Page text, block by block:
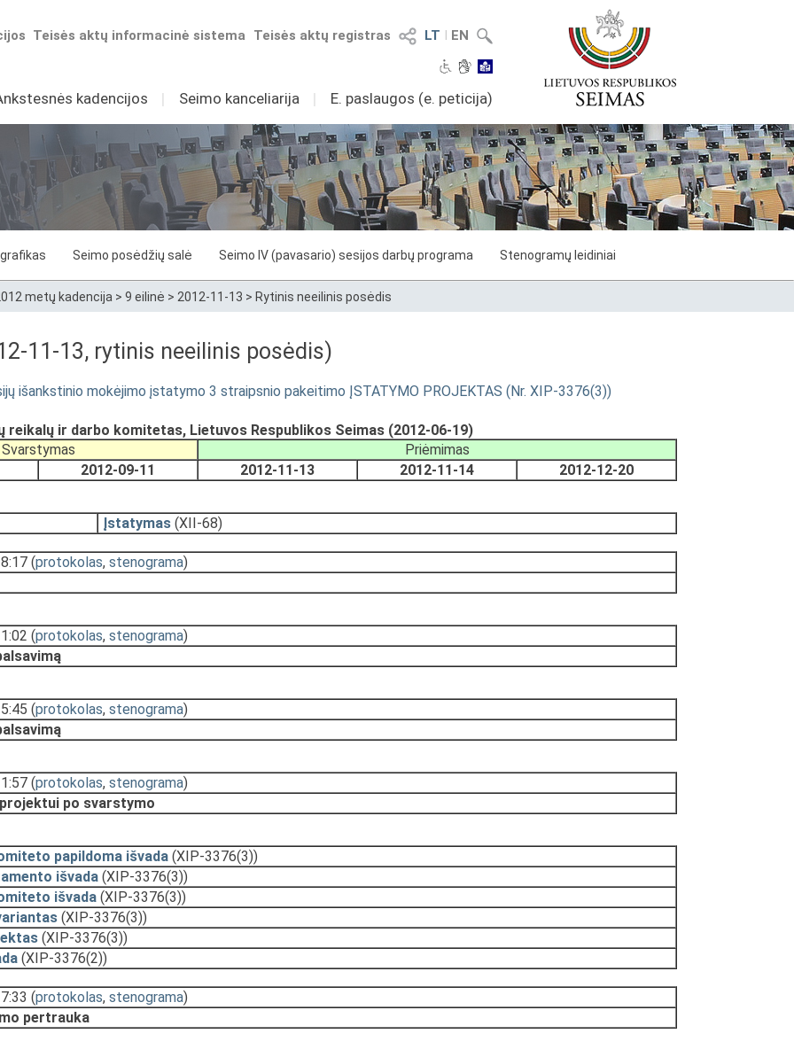
LT I EN
Teisės aktų registras
Teisės aktų informacinė sistema
kadencijos I Seimo kanceliarija I E. paslaugos (e. peticija)
grafikas Seimo posėdžių salė Seimo IV (pavasario) sesijos darbų programa Stenogramų leidiniai
metų kadencija > 9 eilinė > 2012-11-13 > Rytinis neeilinis posėdis
11-13, rytinis neeilinis posėdis)
išankstinio mokėjimo įstatymo 3 straipsnio pakeitimo ĮSTATYMO PROJEKTAS (Nr. XIP-3376(3))
reikalų ir darbo komitetas, Lietuvos Respublikos Seimas (2012-06-19)
Svarstymas
Priėmimas
2012-09-11 2012-11-13 2012-11-14 2012-12-20
Įstatymas (XII-68)
(protokolas, stenograma)
(protokolas, stenograma)
(protokolas, stenograma)
(protokolas, stenograma)
po svarstymo
papildoma išvada (XIP-3376(3))
išvada (XIP-3376(3))
išvada (XIP-3376(3))
(XIP-3376(3))
(XIP-3376(3))
(XIP-3376(2))
(protokolas, stenograma)
pertrauka